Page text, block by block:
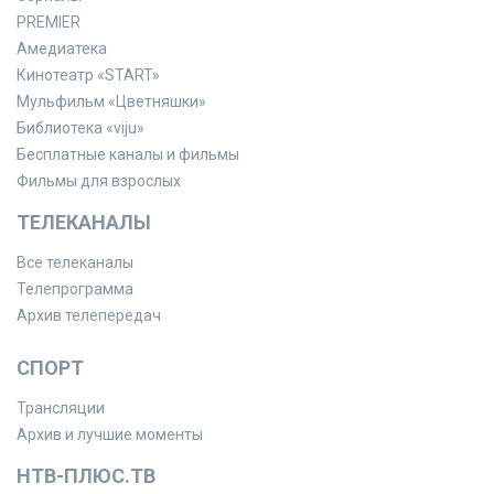
PREMIER
Амедиатека
Кинотеатр «START»
Мульфильм «Цветняшки»
Библиотека «viju»
Бесплатные каналы и фильмы
Фильмы для взрослых
ТЕЛЕКАНАЛЫ
Все телеканалы
Телепрограмма
Архив телепередач
СПОРТ
Трансляции
Архив и лучшие моменты
НТВ-ПЛЮС.ТВ